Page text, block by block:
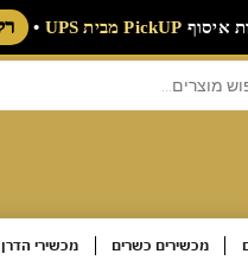
נקודות איסוףPickUP מבית UPS
מכשירים כשרים מכשירי הדרן